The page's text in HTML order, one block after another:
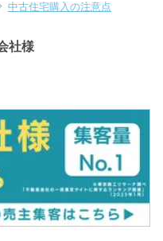
中古住宅購入の注意点
社様